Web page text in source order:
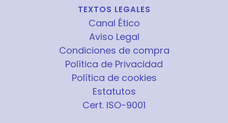
TEXTOS LEGALES
Canal Ético
Aviso Legal
Condiciones de compra
Política de Privacidad
Política de cookies
Estatutos
Cert. ISO-9001